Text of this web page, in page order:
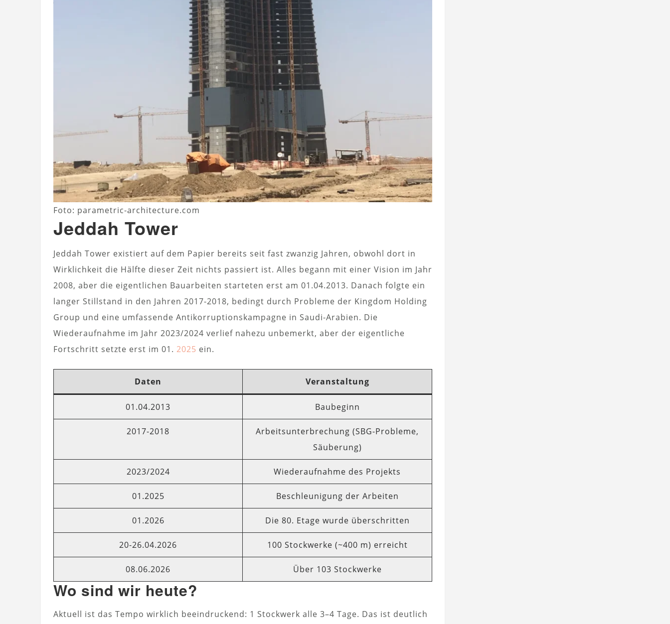
Foto: parametric-architecture.com
Jeddah Tower
Jeddah Tower existiert auf dem Papier bereits seit fast zwanzig Jahren, obwohl dort in
Wirklichkeit die Hälfte dieser Zeit nichts passiert ist. Alles begann mit einer Vision im Jahr
2008, aber die eigentlichen Bauarbeiten starteten erst am 01.04.2013. Danach folgte ein
langer Stillstand in den Jahren 2017-2018, bedingt durch Probleme der Kingdom Holding
Group und eine umfassende Antikorruptionskampagne in Saudi-Arabien. Die
Wiederaufnahme im Jahr 2023/2024 verlief nahezu unbemerkt, aber der eigentliche
Fortschritt setzte erst im 01. 2025 ein.
Daten Veranstaltung
01.04.2013 Baubeginn
2017-2018
Arbeitsunterbrechung (SBG-Probleme,
Säuberung)
2023/2024 Wiederaufnahme des Projekts
01.2025 Beschleunigung der Arbeiten
01.2026 Die 80. Etage wurde überschritten
20-26.04.2026 100 Stockwerke (~400 m) erreicht
08.06.2026 Über 103 Stockwerke
Wo sind wir heute?
Aktuell ist das Tempo wirklich beeindruckend: 1 Stockwerk alle 3–4 Tage. Das ist deutlich